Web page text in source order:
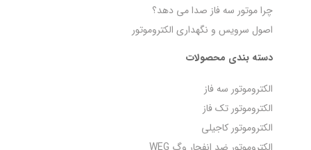
چرا موتور سه فاز صدا می‌ دهد؟
اصول سرویس و نگهداری الکتروموتور
دسته بندی محصولات
الکتروموتور سه فاز
الکتروموتور تک فاز
الکتروموتور کاجیلی